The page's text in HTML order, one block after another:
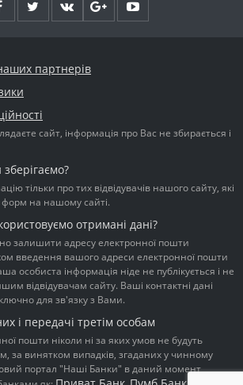
партнерів
сайт, інформація про Вас не збирається і
тільки про тих відвідувачів нашого сайту, які
форм на нашому сайті.
отримані дані?
залишити адресу електронної пошти
введення вашого адреси електронної пошти
особиста інформація ніде не публікується і не
відвідувачам сайту. Ваші контактні дані
для зв'язку з Вами.
і передачі третім особам
пошти ніколи ні за яких умов не будуть
за винятком випадків, згаданих у чинному
портал "Наші Банки" в даний момент